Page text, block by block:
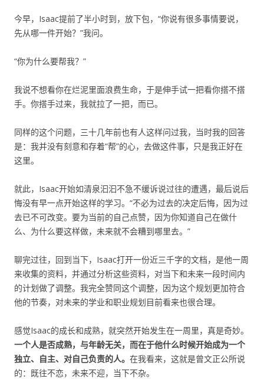
今早，Isaac提前了半小时到，放下包，“你说有很多事情要说，
先从哪一件开始？”我问。
“你为什么要帮我？”
我说不想看你在烂泥里面浪费生命，于是伸手试一把看你搭不搭
手。你搭手过来，我就拉了一把，而已。
同样的这个问题，三十几年前也有人这样问过我，当时我的回答
是：我并没有刻意和存着“帮”的心，去做这件事，只是我正好在
这里。
就此，Isaac开始如清泉汩汩不急不缓诉说过往的遭遇，最后说后
悔没有早一点开始这样的学习。“不必为过去的决定后悔，因为过
去已不可改变。要为当前的自己点赞，因为你知道自己在做什
么、为什么要这样做，未来就不会糟到哪里去。”
聊完过往，回到当下，Isaac打开一份近三千字的文档，是他一周
来收集的资料，并通过分析这些资料，对当下和未来一段时间内
的计划做了调整。我完全赞同这个调整，因为这个规划更加符合
他的节奏，对未来的学业和职业规划目前看来也很合理。
感觉Isaac的成长和成熟，就突然开始发生在一周里，真是奇妙。
一个人是否成熟，与年龄无关，而在于他什么时候开始成为一个
独立、自主、对自己负责的人。 在我看来，这就是曾文正公所说
的：既往不恋，未来不迎，当下不杂。